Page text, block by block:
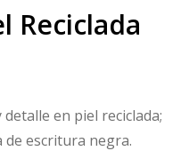
Reciclada
en piel reciclada;
escritura negra.